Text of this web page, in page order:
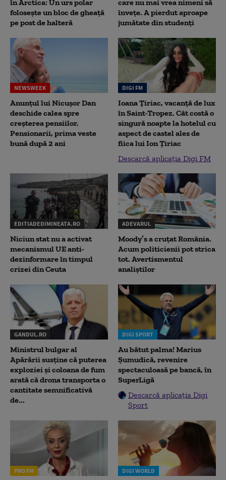
în Arctica: Un urs polar
folosește un bloc de gheață
pe post de halteră
care nu mai vrea nimeni să
înveţe. A pierdut aproape
jumătate din studenţi
NEWSWEEK
Anunțul lui Nicușor Dan
deschide calea spre
creșterea pensiilor.
Pensionarii, prima veste
bună după 2 ani
DIGI FM
Ioana Țiriac, vacanță de lux
în Saint-Tropez. Cât costă o
singură noapte la hotelul cu
aspect de castel ales de
fiica lui Ion Țiriac
Descarcă aplicația Digi FM
EDITIADEDIMINEATA.RO
Niciun stat nu a activat
mecanismul UE anti-
dezinformare în timpul
crizei din Ceuta
ADEVARUL
Moody’s a cruțat România.
Acum politicienii pot strica
tot. Avertismentul
analiștilor
GANDUL.RO
Ministrul bulgar al
Apărării susține că puterea
exploziei și coloana de fum
arată că drona transporta o
cantitate semnificativă
de...
DIGI SPORT
Au bătut palma! Marius
Șumudică, revenire
spectaculoasă pe bancă, în
SuperLigă
Descarcă aplicația Digi
Sport
PRO FM DIGI WORLD